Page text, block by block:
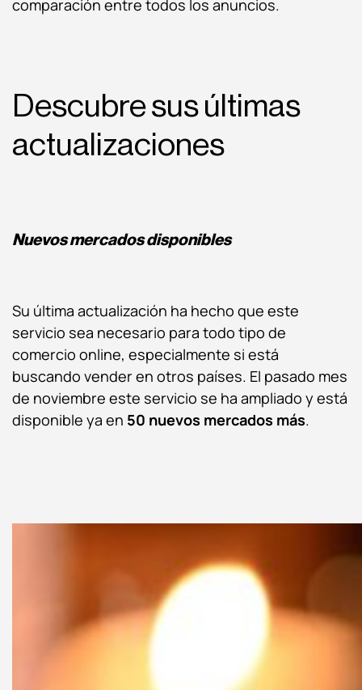
comparación entre todos los anuncios.
Descubre sus últimas
actualizaciones
Nuevos mercados disponibles
Su última actualización ha hecho que este
servicio sea necesario para todo tipo de
comercio online, especialmente si está
buscando vender en otros países. El pasado mes
de noviembre este servicio se ha ampliado y está
disponible ya en 50 nuevos mercados más.